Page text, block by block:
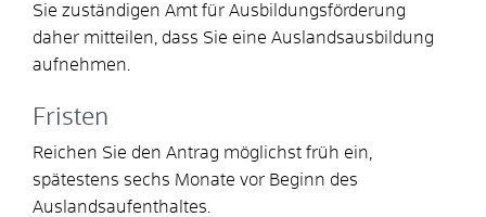
Sie zuständigen Amt für Ausbildungsförderung
daher mitteilen, dass Sie eine Auslandsausbildung
aufnehmen.
Fristen
Reichen Sie den Antrag möglichst früh ein,
spätestens sechs Monate vor Beginn des
Auslandsaufenthaltes.